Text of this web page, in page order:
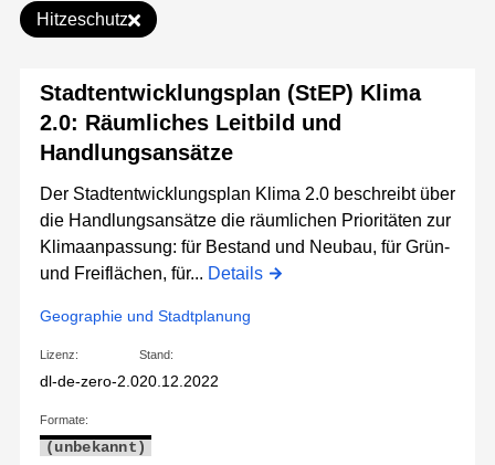
Hitzeschutz
Stadtentwicklungsplan (StEP) Klima
2.0: Räumliches Leitbild und
Handlungsansätze
Der Stadtentwicklungsplan Klima 2.0 beschreibt über
die Handlungsansätze die räumlichen Prioritäten zur
Klimaanpassung: für Bestand und Neubau, für Grün-
und Freiflächen, für... Details
Geographie und Stadtplanung
Lizenz:
dl-de-zero-2.0
Stand:
20.12.2022
Formate:
(unbekannt)